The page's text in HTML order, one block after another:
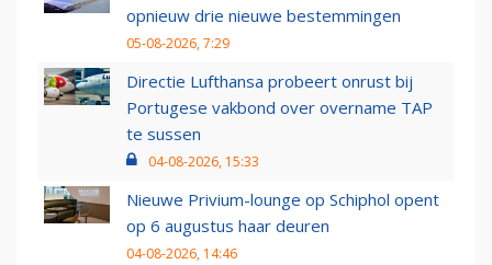
opnieuw drie nieuwe bestemmingen
05-08-2026, 7:29
Directie Lufthansa probeert onrust bij
Portugese vakbond over overname TAP
te sussen
04-08-2026, 15:33
Nieuwe Privium-lounge op Schiphol opent
op 6 augustus haar deuren
04-08-2026, 14:46